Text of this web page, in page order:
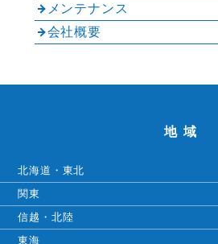
メンテナンス
会社概要
地域
北海道・東北
関東
信越・北陸
東海